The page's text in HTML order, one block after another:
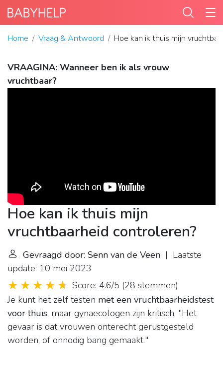
Home Vraag & Antwoord Hoe kan ik thuis mijn
VRAAGINA: Wanneer ben ik als vrouw
vruchtbaar?
Hoe kan ik thuis mijn
vruchtbaarheid controleren?
Gevraagd door: Senn van de Veen | Laatste
update: 10 mei 2023
Score: 4.6/5 (28 stemmen)
Je kunt het zelf testen met een vruchtbaarheidstest
voor thuis, maar gynaecologen zijn kritisch. "Het
gevaar is dat vrouwen onterecht gerustgesteld
worden, of onnodig bang gemaakt."